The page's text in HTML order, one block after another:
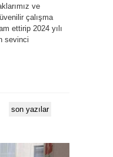
ve
çalışma
ettirip 2024 yılı
sevinci
son yazılar